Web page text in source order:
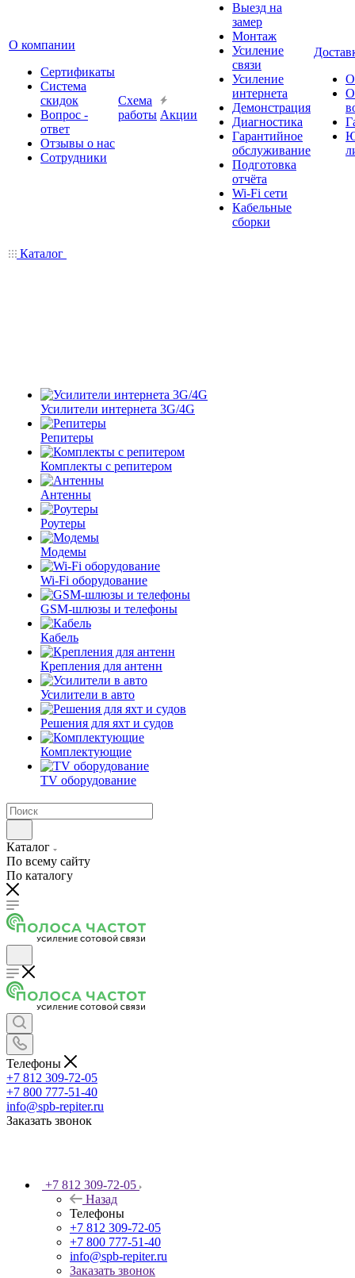
О компании
Сертификаты
Система
скидок
Вопрос -
ответ
Отзывы о нас
Сотрудники
Схема
работы Акции
Выезд на
замер
Монтаж
Усиление
связи
Усиление
интернета
Демонстрация
Диагностика
Гарантийное
обслуживание
Подготовка
отчёта
Wi-Fi сети
Кабельные
сборки
Каталог
Усилители интернета 3G/4G
Репитеры
Комплекты с репитером
Антенны
Роутеры
Модемы
Wi-Fi оборудование
GSM-шлюзы и телефоны
Кабель
Крепления для антенн
Усилители в авто
Решения для яхт и судов
Комплектующие
TV оборудование
Каталог
По всему сайту
По каталогу
Телефоны
+7 812 309-72-05
+7 800 777-51-40
info@spb-repiter.ru
Заказать звонок
+7 812 309-72-05
Назад
Телефоны
+7 812 309-72-05
+7 800 777-51-40
info@spb-repiter.ru
Заказать звонок